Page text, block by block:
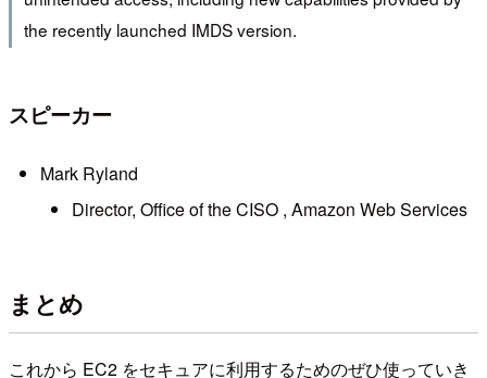
the recently launched IMDS version.
スピーカー
Mark Ryland
Director, Office of the CISO , Amazon Web Services
まとめ
これから EC2 をセキュアに利用するためのぜひ使っていき